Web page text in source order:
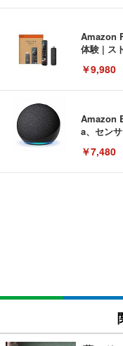
Amazon
体験 | ス
￥9,980
Amazon
a、セン
￥7,480
い 跳ね
キング
ン樹脂
(黒網+黒
SIHOO
ュチェ
￥27,999
EIZO ビ
￥
EIZO ビ
￥
Amazon
回使い
Amazon
x2袋(84
￥3,234